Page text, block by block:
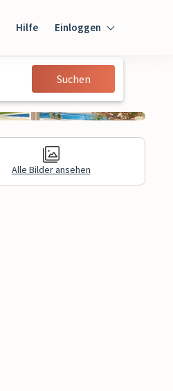
Hilfe Einloggen
Einloggen
Gast
Suchen
Alle Bilder ansehen